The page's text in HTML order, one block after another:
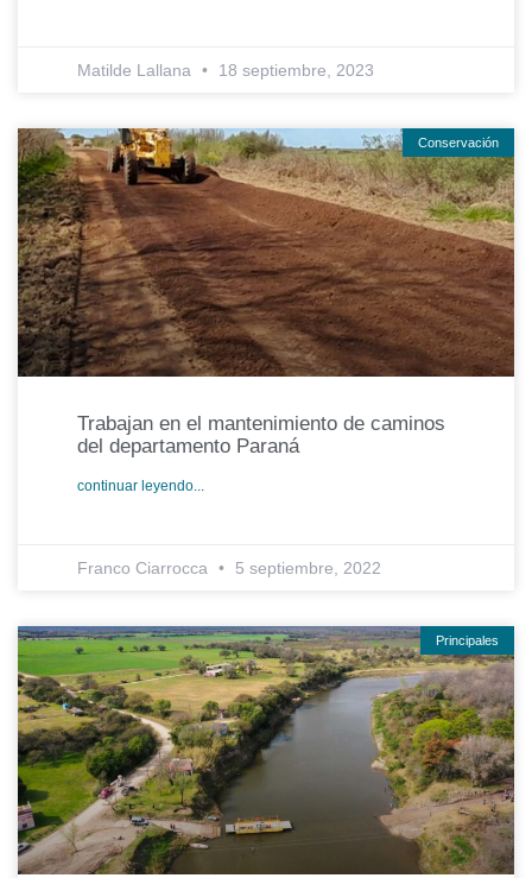
Matilde Lallana 18 septiembre, 2023
Conservación
Trabajan en el mantenimiento de caminos
del departamento Paraná
continuar leyendo...
Franco Ciarrocca 5 septiembre, 2022
Principales